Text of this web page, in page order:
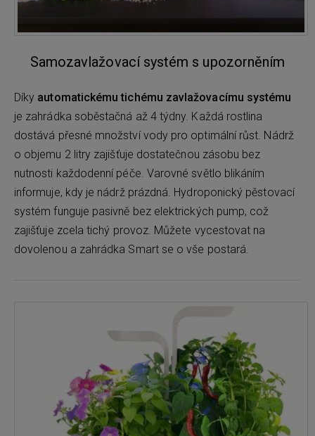
Samozavlažovací systém s upozorněním
Díky automatickému tichému zavlažovacímu systému
je zahrádka soběstačná až 4 týdny. Každá rostlina
dostává přesné množství vody pro optimální růst. Nádrž
o objemu 2 litry zajišťuje dostatečnou zásobu bez
nutnosti každodenní péče. Varovné světlo blikáním
informuje, kdy je nádrž prázdná. Hydroponický pěstovací
systém funguje pasivně bez elektrických pump, což
zajišťuje zcela tichý provoz. Můžete vycestovat na
dovolenou a zahrádka Smart se o vše postará.